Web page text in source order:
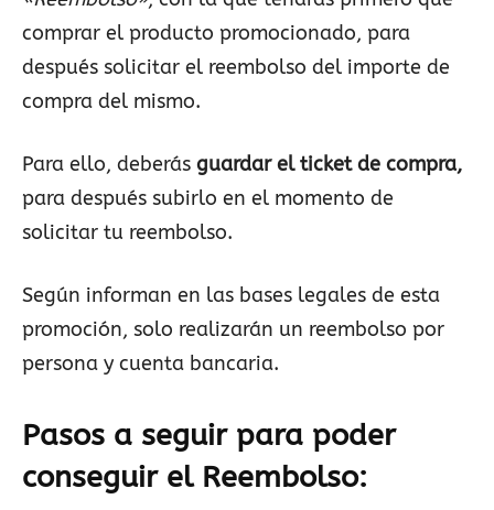
comprar el producto promocionado, para
después solicitar el reembolso del importe de
compra del mismo.
Para ello, deberás guardar el ticket de compra,
para después subirlo en el momento de
solicitar tu reembolso.
Según informan en las bases legales de esta
promoción, solo realizarán un reembolso por
persona y cuenta bancaria.
Pasos a seguir para poder
conseguir el Reembolso: